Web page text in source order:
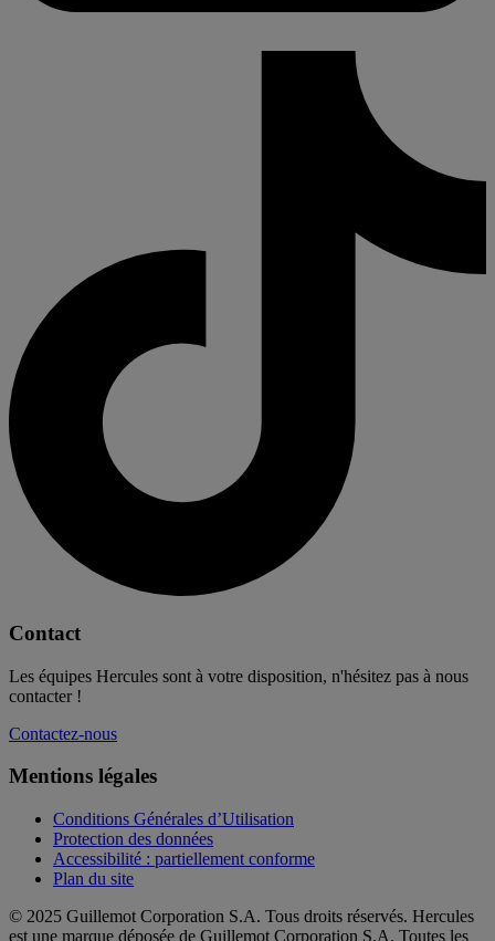
Contact
Les équipes Hercules sont à votre disposition, n'hésitez pas à nous
contacter !
Contactez-nous
Mentions légales
Conditions Générales d’Utilisation
Protection des données
Accessibilité : partiellement conforme
Plan du site
© 2025 Guillemot Corporation S.A. Tous droits réservés. Hercules
est une marque déposée de Guillemot Corporation S.A. Toutes les